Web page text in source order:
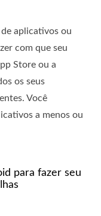
aplicativos ou
com que seu
Store ou a
os seus
Você
a menos ou
para fazer seu